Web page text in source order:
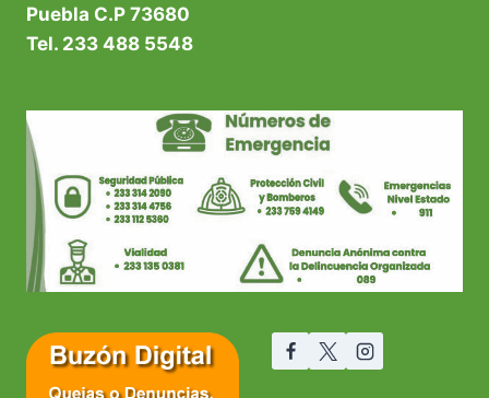
Puebla C.P 73680
Tel. 233 488 5548